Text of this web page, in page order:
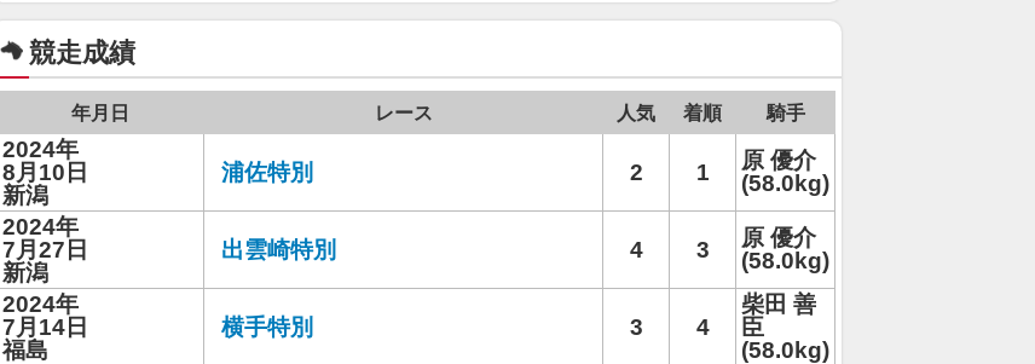
競走成績
年月日 レース 人気 着順 騎手
2024年
8月10日
新潟
浦佐特別 2 1
原 優介
(58.0kg)
2024年
7月27日
新潟
出雲崎特別 4 3
原 優介
(58.0kg)
2024年
7月14日
福島
横手特別 3 4
柴田 善
臣
(58.0kg)